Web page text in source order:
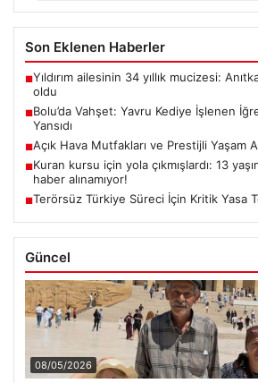
Son Eklenen Haberler
■Yıldırım ailesinin 34 yıllık mucizesi:
oldu
■Bolu’da Vahşet: Yavru Kediye İşlenen
Yansıdı
■Açık Hava Mutfakları ve Prestijli Yaşam
■Kuran kursu için yola çıkmışlardı: 13
haber alınamıyor!
■Terörsüz Türkiye Süreci İçin Kritik Yasa
Güncel
08/05/2026